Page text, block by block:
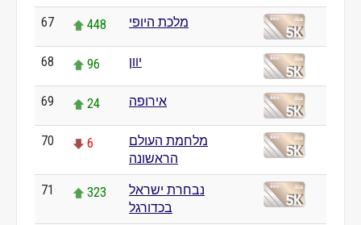
67 448 מלכת היופי
68 96 יוון
69 24 אירופה
70 6
מלחמת העולם
הראשונה
71 323
נבחרת ישראל
בכדורגל